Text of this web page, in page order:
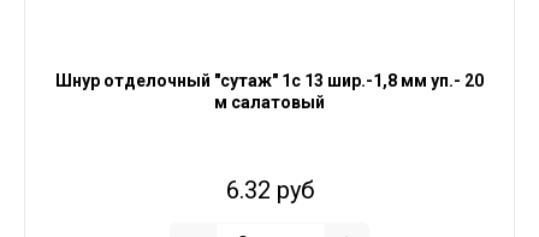
Шнур отделочный "сутаж" 1с 13 шир.-1,8 мм уп.- 20
м салатовый
6.32 руб